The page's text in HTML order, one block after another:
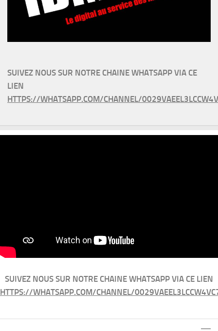
SUIVEZ NOUS SUR NOTRE CHAINE WHATSAPP VIA CE
LIEN
HTTPS://WHATSAPP.COM/CHANNEL/
SUIVEZ NOUS SUR NOTRE CHAINE WHATSAPP VIA CE LIEN
HTTPS://WHATSAPP.COM/CHANNEL/